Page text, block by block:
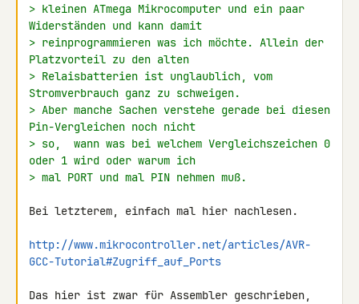
> kleinen ATmega Mikrocomputer und ein paar
Widerständen und kann damit
> reinprogrammieren was ich möchte. Allein der
Platzvorteil zu den alten
> Relaisbatterien ist unglaublich, vom
Stromverbrauch ganz zu schweigen.
> Aber manche Sachen verstehe gerade bei diesen
Pin-Vergleichen noch nicht
> so,  wann was bei welchem Vergleichszeichen 0
oder 1 wird oder warum ich
> mal PORT und mal PIN nehmen muß.
Bei letzterem, einfach mal hier nachlesen.
http://www.mikrocontroller.net/articles/AVR-
GCC-Tutorial#Zugriff_auf_Ports
Das hier ist zwar für Assembler geschrieben,